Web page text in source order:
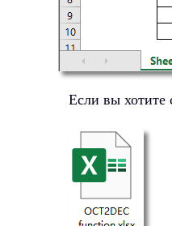
Если вы хотите